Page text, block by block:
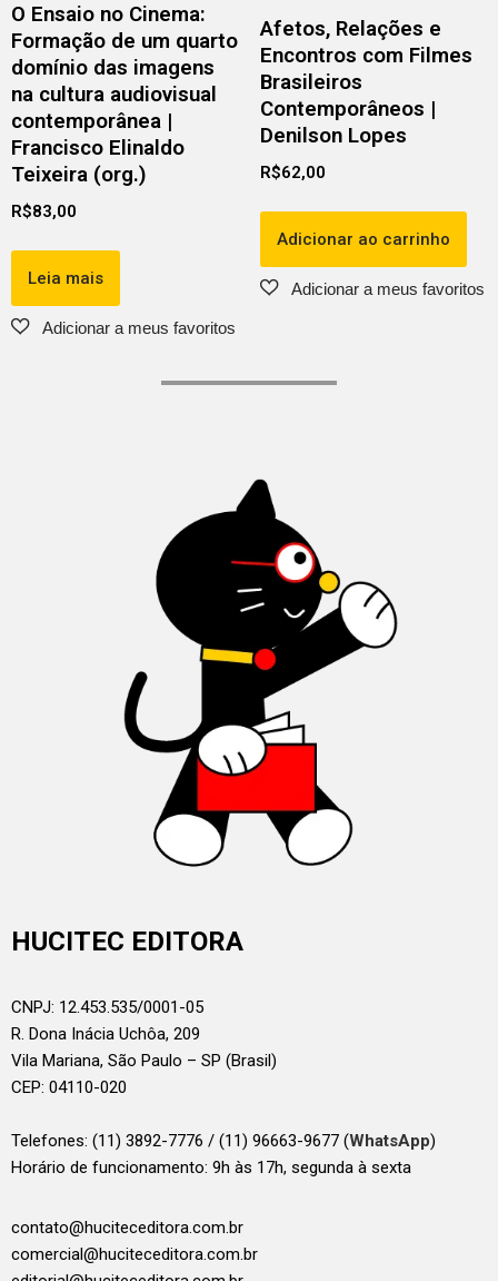
O Ensaio no Cinema:
Formação de um quarto
domínio das imagens
na cultura audiovisual
contemporânea |
Francisco Elinaldo
Teixeira (org.)
R$83,00
Leia mais
Afetos, Relações e
Encontros com Filmes
Brasileiros
Contemporâneos |
Denilson Lopes
R$62,00
Adicionar ao carrinho
HUCITEC EDITORA
CNPJ: 12.453.535/0001-05
R. Dona Inácia Uchôa, 209
Vila Mariana, São Paulo – SP (Brasil)
CEP: 04110-020
Telefones: (11) 3892-7776 / (11) 96663-9677 (WhatsApp)
Horário de funcionamento: 9h às 17h, segunda à sexta
contato@huciteceditora.com.br
comercial@huciteceditora.com.br